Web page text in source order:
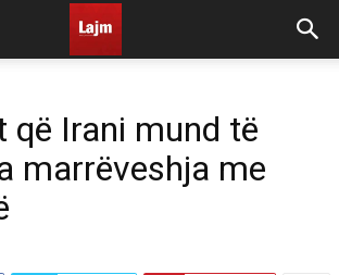
që Irani mund të
marrëveshja me